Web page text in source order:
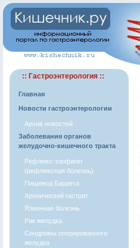
:: Гастроэнтерология ::
Главная
Новости гастроэнтерологии
Архив новостей
Заболевания органов
желудочно-кишечного тракта
Рефлюкс-эзофагит
(рефлюксная болезнь)
Пищевод Баррета
Хронический гастрит
Язвенная болезнь
Рак желудка
Синдромы оперированного
желудка